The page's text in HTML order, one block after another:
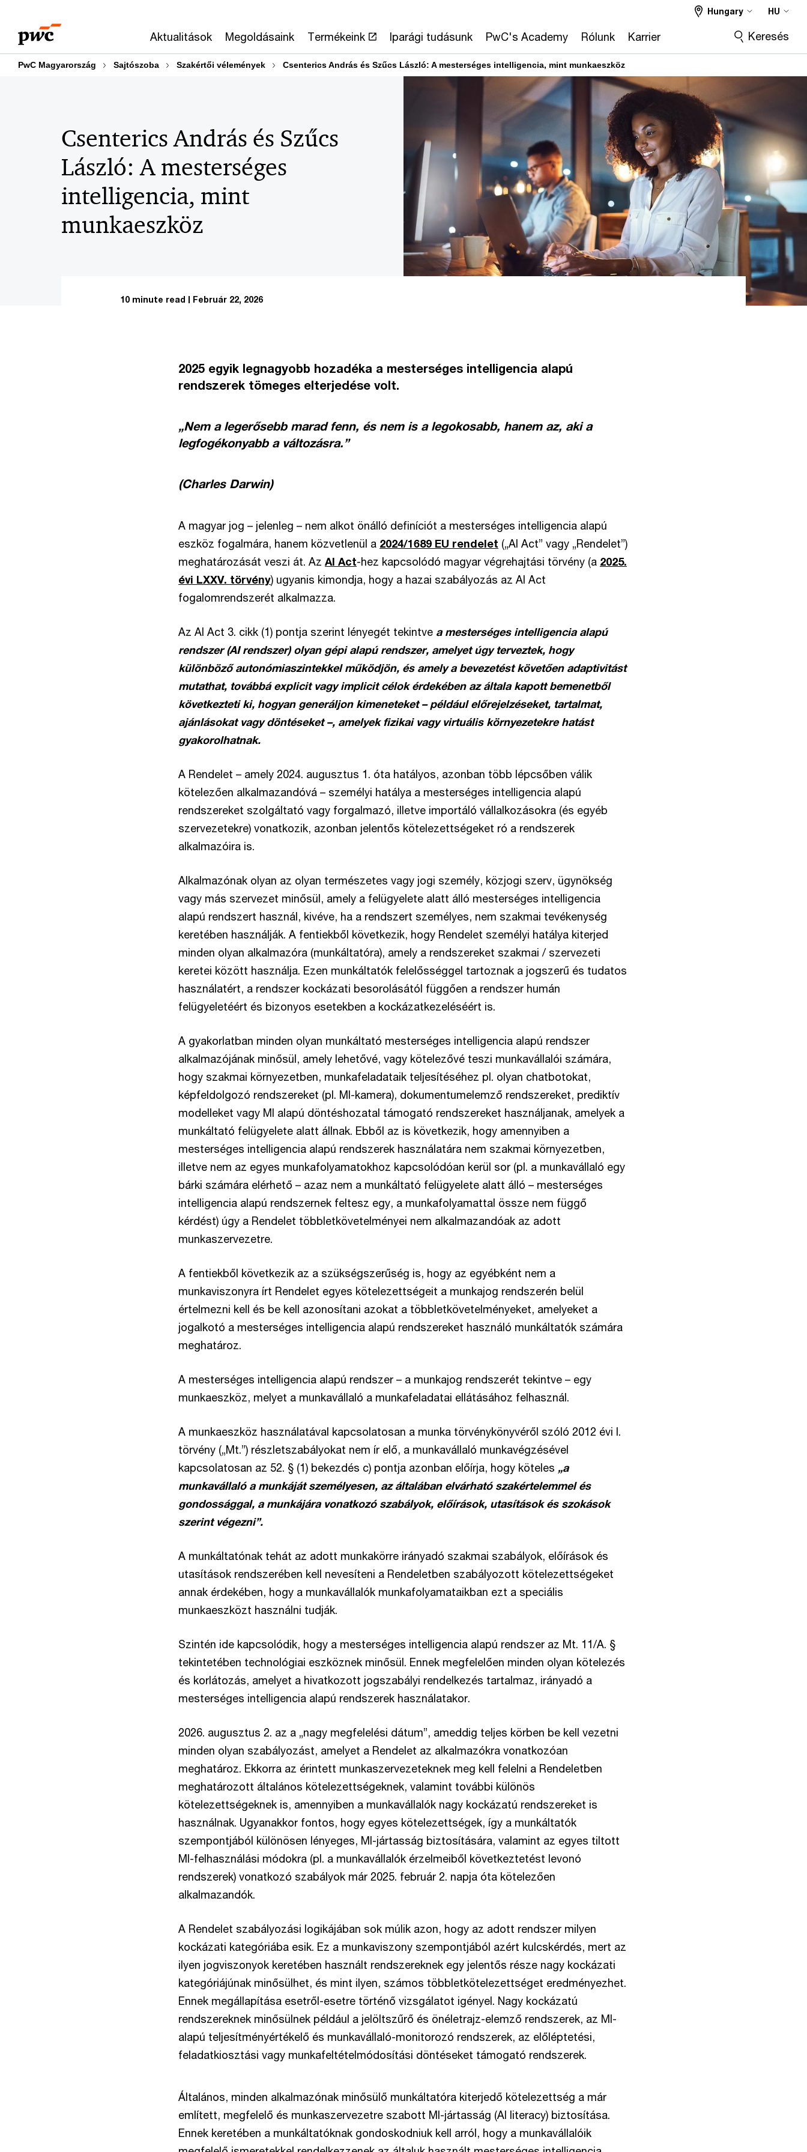
content
footer
Aktualitások Megoldásaink Termékeink Iparági tudásunk PwC's Academy Rólunk Karrier
Hungary HU
Keresés
PwC Magyarország Sajtószoba Szakértői vélemények Csenterics András és Szűcs László: A mesterséges intelligencia, mint munkaeszköz
Csenterics András és Szűcs
László: A mesterséges
intelligencia, mint
munkaeszköz
10 minute read Február 22, 2026
2025 egyik legnagyobb hozadéka a mesterséges intelligencia alapú
rendszerek tömeges elterjedése volt.
„Nem a legerősebb marad fenn, és nem is a legokosabb, hanem az, aki a
legfogékonyabb a változásra.”
(Charles Darwin)
A magyar jog – jelenleg – nem alkot önálló definíciót a mesterséges intelligencia alapú
eszköz fogalmára, hanem közvetlenül a 2024/1689 EU rendelet („AI Act” vagy „Rendelet”)
meghatározását veszi át. Az AI Act-hez kapcsolódó magyar végrehajtási törvény (a 2025.
évi LXXV. törvény) ugyanis kimondja, hogy a hazai szabályozás az AI Act
fogalomrendszerét alkalmazza.
Az AI Act 3. cikk (1) pontja szerint lényegét tekintve a mesterséges intelligencia alapú
rendszer (AI rendszer) olyan gépi alapú rendszer, amelyet úgy terveztek, hogy
különböző autonómiaszintekkel működjön, és amely a bevezetést követően adaptivitást
mutathat, továbbá explicit vagy implicit célok érdekében az általa kapott bemenetből
következteti ki, hogyan generáljon kimeneteket – például előrejelzéseket, tartalmat,
ajánlásokat vagy döntéseket –, amelyek fizikai vagy virtuális környezetekre hatást
gyakorolhatnak.
A Rendelet – amely 2024. augusztus 1. óta hatályos, azonban több lépcsőben válik
kötelezően alkalmazandóvá – személyi hatálya a mesterséges intelligencia alapú
rendszereket szolgáltató vagy forgalmazó, illetve importáló vállalkozásokra (és egyéb
szervezetekre) vonatkozik, azonban jelentős kötelezettségeket ró a rendszerek
alkalmazóira is.
Alkalmazónak olyan az olyan természetes vagy jogi személy, közjogi szerv, ügynökség
vagy más szervezet minősül, amely a felügyelete alatt álló mesterséges intelligencia
alapú rendszert használ, kivéve, ha a rendszert személyes, nem szakmai tevékenység
keretében használják. A fentiekből következik, hogy Rendelet személyi hatálya kiterjed
minden olyan alkalmazóra (munkáltatóra), amely a rendszereket szakmai / szervezeti
keretei között használja. Ezen munkáltatók felelősséggel tartoznak a jogszerű és tudatos
használatért, a rendszer kockázati besorolásától függően a rendszer humán
felügyeletéért és bizonyos esetekben a kockázatkezeléséért is.
A gyakorlatban minden olyan munkáltató mesterséges intelligencia alapú rendszer
alkalmazójának minősül, amely lehetővé, vagy kötelezővé teszi munkavállalói számára,
hogy szakmai környezetben, munkafeladataik teljesítéséhez pl. olyan chatbotokat,
képfeldolgozó rendszereket (pl. MI-kamera), dokumentumelemző rendszereket, prediktív
modelleket vagy MI alapú döntéshozatal támogató rendszereket használjanak, amelyek a
munkáltató felügyelete alatt állnak. Ebből az is következik, hogy amennyiben a
mesterséges intelligencia alapú rendszerek használatára nem szakmai környezetben,
illetve nem az egyes munkafolyamatokhoz kapcsolódóan kerül sor (pl. a munkavállaló egy
bárki számára elérhető – azaz nem a munkáltató felügyelete alatt álló – mesterséges
intelligencia alapú rendszernek feltesz egy, a munkafolyamattal össze nem függő
kérdést) úgy a Rendelet többletkövetelményei nem alkalmazandóak az adott
munkaszervezetre.
A fentiekből következik az a szükségszerűség is, hogy az egyébként nem a
munkaviszonyra írt Rendelet egyes kötelezettségeit a munkajog rendszerén belül
értelmezni kell és be kell azonosítani azokat a többletkövetelményeket, amelyeket a
jogalkotó a mesterséges intelligencia alapú rendszereket használó munkáltatók számára
meghatároz.
A mesterséges intelligencia alapú rendszer – a munkajog rendszerét tekintve – egy
munkaeszköz, melyet a munkavállaló a munkafeladatai ellátásához felhasznál.
A munkaeszköz használatával kapcsolatosan a munka törvénykönyvéről szóló 2012 évi I.
törvény („Mt.”) részletszabályokat nem ír elő, a munkavállaló munkavégzésével
kapcsolatosan az 52. § (1) bekezdés c) pontja azonban előírja, hogy köteles „a
munkavállaló a munkáját személyesen, az általában elvárható szakértelemmel és
gondossággal, a munkájára vonatkozó szabályok, előírások, utasítások és szokások
szerint végezni”.
A munkáltatónak tehát az adott munkakörre irányadó szakmai szabályok, előírások és
utasítások rendszerében kell nevesíteni a Rendeletben szabályozott kötelezettségeket
annak érdekében, hogy a munkavállalók munkafolyamataikban ezt a speciális
munkaeszközt használni tudják.
Szintén ide kapcsolódik, hogy a mesterséges intelligencia alapú rendszer az Mt. 11/A. §
tekintetében technológiai eszköznek minősül. Ennek megfelelően minden olyan kötelezés
és korlátozás, amelyet a hivatkozott jogszabályi rendelkezés tartalmaz, irányadó a
mesterséges intelligencia alapú rendszerek használatakor.
2026. augusztus 2. az a „nagy megfelelési dátum”, ameddig teljes körben be kell vezetni
minden olyan szabályozást, amelyet a Rendelet az alkalmazókra vonatkozóan
meghatároz. Ekkorra az érintett munkaszervezeteknek meg kell felelni a Rendeletben
meghatározott általános kötelezettségeknek, valamint további különös
kötelezettségeknek is, amennyiben a munkavállalók nagy kockázatú rendszereket is
használnak. Ugyanakkor fontos, hogy egyes kötelezettségek, így a munkáltatók
szempontjából különösen lényeges, MI-jártasság biztosítására, valamint az egyes tiltott
MI-felhasználási módokra (pl. a munkavállalók érzelmeiből következtetést levonó
rendszerek) vonatkozó szabályok már 2025. február 2. napja óta kötelezően
alkalmazandók.
A Rendelet szabályozási logikájában sok múlik azon, hogy az adott rendszer milyen
kockázati kategóriába esik. Ez a munkaviszony szempontjából azért kulcskérdés, mert az
ilyen jogviszonyok keretében használt rendszereknek egy jelentős része nagy kockázati
kategóriájúnak minősülhet, és mint ilyen, számos többletkötelezettséget eredményezhet.
Ennek megállapítása esetről-esetre történő vizsgálatot igényel. Nagy kockázatú
rendszereknek minősülnek például a jelöltszűrő és önéletrajz-elemző rendszerek, az MI-
alapú teljesítményértékelő és munkavállaló-monitorozó rendszerek, az előléptetési,
feladatkiosztási vagy munkafeltételmódosítási döntéseket támogató rendszerek.
Általános, minden alkalmazónak minősülő munkáltatóra kiterjedő kötelezettség a már
említett, megfelelő és munkaszervezetre szabott MI-jártasság (AI literacy) biztosítása.
Ennek keretében a munkáltatóknak gondoskodniuk kell arról, hogy a munkavállalóik